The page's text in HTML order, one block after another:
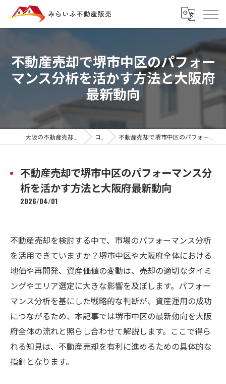
不動産売却で堺市中区のパフォー
マンス分析を活かす方法と大阪府
最新動向
コラム 不動産売却で堺市中区のパフォーマンス分析を活かす方法と大阪府最新動向
不動産売却で堺市中区のパフォーマンス分
析を活かす方法と大阪府最新動向
2026/04/01
不動産売却を検討する中で、市場のパフォーマンス分析
を活用できていますか？堺市中区や大阪府全体における
地価や再開発、資産価値の変動は、売却の適切なタイミ
ングやエリア選定に大きな影響を及ぼします。パフォー
マンス分析を基にした戦略的な判断が、資産運用の成功
につながるため、本記事では堺市中区の最新動向を大阪
府全体の流れと照らし合わせて解説します。ここで得ら
れる知見は、不動産売却を有利に進めるための具体的な
指針となります。